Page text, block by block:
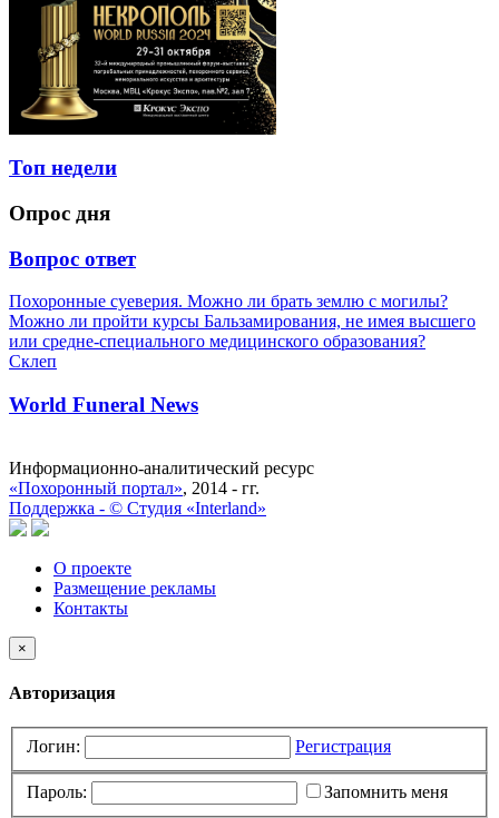
Топ недели
Опрос дня
Вопрос ответ
Похоронные суеверия. Можно ли брать землю с могилы?
Можно ли пройти курсы Бальзамирования, не имея высшего
или средне-специального медицинского образования?
Склеп
World Funeral News
Информационно-аналитический ресурс
«Похоронный портал», 2014 - гг.
Поддержка - © Cтудия «Interland»
О проекте
Размещение рекламы
Контакты
×
Авторизация
Логин: Регистрация
Пароль: Запомнить меня